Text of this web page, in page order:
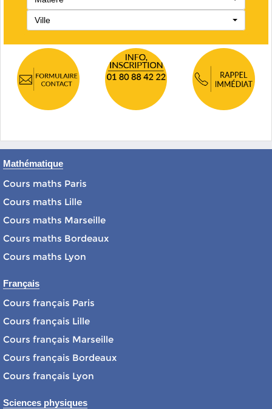
Ville
Mathématique
Cours maths Paris
Cours maths Lille
Cours maths Marseille
Cours maths Bordeaux
Cours maths Lyon
Français
Cours français Paris
Cours français Lille
Cours français Marseille
Cours français Bordeaux
Cours français Lyon
Sciences physiques